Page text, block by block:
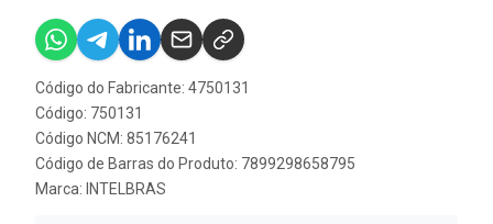
Código do Fabricante: 4750131
Código: 750131
Código NCM: 85176241
Código de Barras do Produto: 7899298658795
Marca: INTELBRAS